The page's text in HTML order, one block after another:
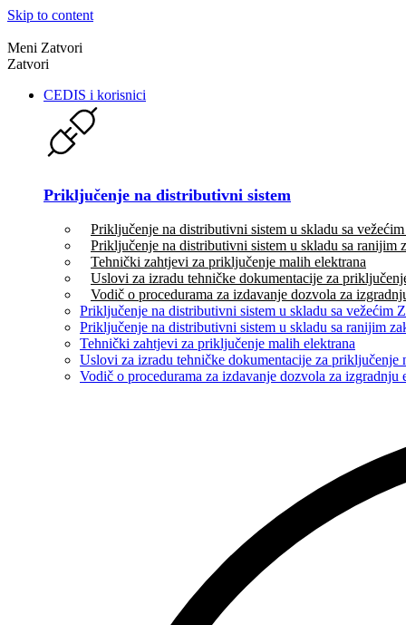
Skip to content
Meni Zatvori
Zatvori
CEDIS i korisnici
Priključenje na distributivni sistem
Priključenje na distributivni sistem u skladu sa
Priključenje na distributivni sistem u skladu sa ranijim
Tehnički zahtjevi za priključenje malih elektrana
Uslovi za izradu tehničke dokumentacije za
Vodič o procedurama za izdavanje dozvola za
Priključenje na distributivni sistem u skladu sa vežećim
Priključenje na distributivni sistem u skladu sa ranijim
Tehnički zahtjevi za priključenje malih elektrana
Uslovi za izradu tehničke dokumentacije za priključenje
Vodič o procedurama za izdavanje dozvola za izgradnju